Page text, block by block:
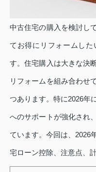
中古住宅の購入を検討し
てお得にリフォームし
す。住宅購入は大きな決
リフォームを組み合わせ
つあります。特に2026年
へのサポートが強化され
ています。今回は、2026
宅ローン控除、注意点、